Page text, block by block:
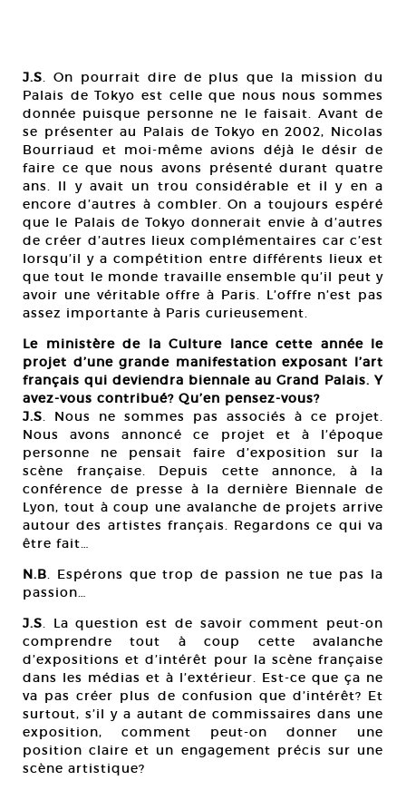
J.S. On pourrait dire de plus que la mission du
Palais de Tokyo est celle que nous nous sommes
donnée puisque personne ne le faisait. Avant de
se présenter au Palais de Tokyo en 2002, Nicolas
Bourriaud et moi-même avions déjà le désir de
faire ce que nous avons présenté durant quatre
ans. Il y avait un trou considérable et il y en a
encore d’autres à combler. On a toujours espéré
que le Palais de Tokyo donnerait envie à d’autres
de créer d’autres lieux complémentaires car c’est
lorsqu’il y a compétition entre différents lieux et
que tout le monde travaille ensemble qu’il peut y
avoir une véritable offre à Paris. L’offre n’est pas
assez importante à Paris curieusement.
Le ministère de la Culture lance cette année le
projet d’une grande manifestation exposant l’art
français qui deviendra biennale au Grand Palais. Y
avez-vous contribué? Qu’en pensez-vous?
J.S. Nous ne sommes pas associés à ce projet.
Nous avons annoncé ce projet et à l’époque
personne ne pensait faire d’exposition sur la
scène française. Depuis cette annonce, à la
conférence de presse à la dernière Biennale de
Lyon, tout à coup une avalanche de projets arrive
autour des artistes français. Regardons ce qui va
être fait…
N.B. Espérons que trop de passion ne tue pas la
passion…
J.S. La question est de savoir comment peut-on
comprendre tout à coup cette avalanche
d’expositions et d’intérêt pour la scène française
dans les médias et à l’extérieur. Est-ce que ça ne
va pas créer plus de confusion que d’intérêt? Et
surtout, s’il y a autant de commissaires dans une
exposition, comment peut-on donner une
position claire et un engagement précis sur une
scène artistique?